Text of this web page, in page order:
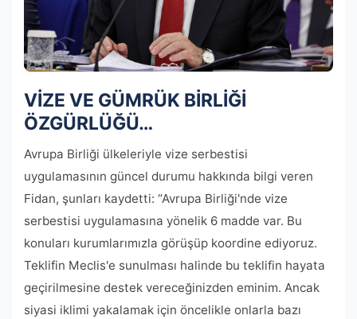
VİZE VE GÜMRÜK BİRLİĞİ
ÖZGÜRLÜĞÜ…
Avrupa Birliği ülkeleriyle vize serbestisi
uygulamasının güncel durumu hakkında bilgi veren
Fidan, şunları kaydetti: “Avrupa Birliği'nde vize
serbestisi uygulamasına yönelik 6 madde var. Bu
konuları kurumlarımızla görüşüp koordine ediyoruz.
Teklifin Meclis'e sunulması halinde bu teklifin hayata
geçirilmesine destek vereceğinizden eminim. Ancak
siyasi iklimi yakalamak için öncelikle onlarla bazı